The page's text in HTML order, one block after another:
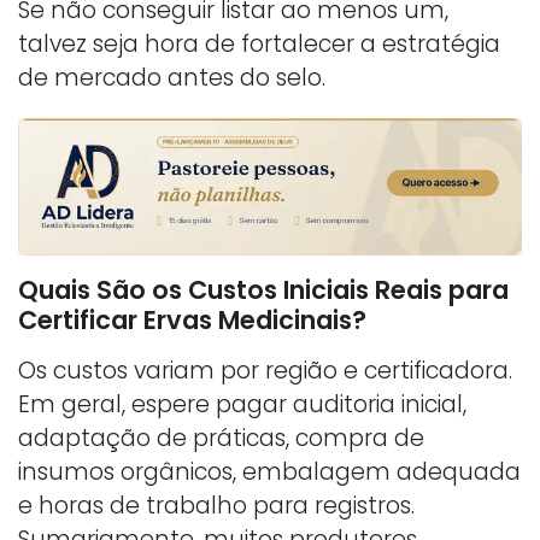
Se não conseguir listar ao menos um,
talvez seja hora de fortalecer a estratégia
de mercado antes do selo.
Quais São os Custos Iniciais Reais para
Certificar Ervas Medicinais?
Os custos variam por região e certificadora.
Em geral, espere pagar auditoria inicial,
adaptação de práticas, compra de
insumos orgânicos, embalagem adequada
e horas de trabalho para registros.